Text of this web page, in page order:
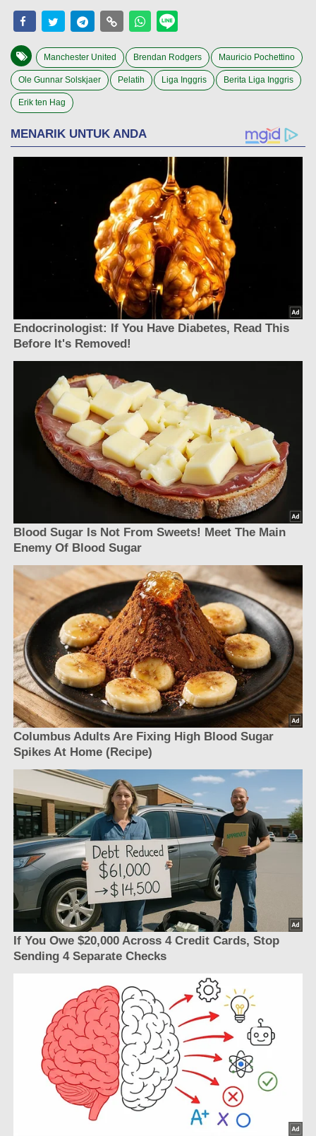
Manchester United Brendan Rodgers Mauricio Pochettino
Ole Gunnar Solskjaer Pelatih Liga Inggris Berita Liga Inggris
Erik ten Hag